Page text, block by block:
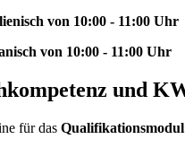
von 10:00 - 11:00 Uhr
von 10:00 - 11:00 Uhr
und
für das